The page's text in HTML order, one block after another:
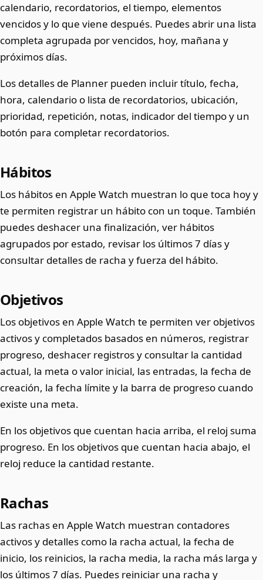
calendario, recordatorios, el tiempo, elementos
vencidos y lo que viene después. Puedes abrir una lista
completa agrupada por vencidos, hoy, mañana y
próximos días.
Los detalles de Planner pueden incluir título, fecha,
hora, calendario o lista de recordatorios, ubicación,
prioridad, repetición, notas, indicador del tiempo y un
botón para completar recordatorios.
Hábitos
Los hábitos en Apple Watch muestran lo que toca hoy y
te permiten registrar un hábito con un toque. También
puedes deshacer una finalización, ver hábitos
agrupados por estado, revisar los últimos 7 días y
consultar detalles de racha y fuerza del hábito.
Objetivos
Los objetivos en Apple Watch te permiten ver objetivos
activos y completados basados en números, registrar
progreso, deshacer registros y consultar la cantidad
actual, la meta o valor inicial, las entradas, la fecha de
creación, la fecha límite y la barra de progreso cuando
existe una meta.
En los objetivos que cuentan hacia arriba, el reloj suma
progreso. En los objetivos que cuentan hacia abajo, el
reloj reduce la cantidad restante.
Rachas
Las rachas en Apple Watch muestran contadores
activos y detalles como la racha actual, la fecha de
inicio, los reinicios, la racha media, la racha más larga y
los últimos 7 días. Puedes reiniciar una racha y